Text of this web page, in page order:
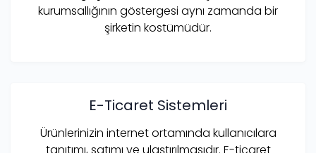
kurumsallığının göstergesi aynı zamanda bir
şirketin kostümüdür.
E-Ticaret Sistemleri
Ürünlerinizin internet ortamında kullanıcılara
tanıtımı, satımı ve ulaştırılmasıdır. E-ticaret